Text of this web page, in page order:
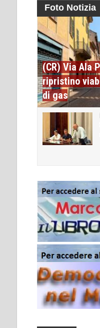
Foto Notizia
(CR) Via Ala
ripristino
di gas